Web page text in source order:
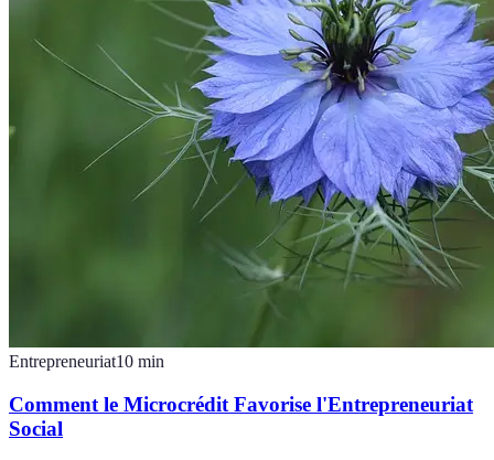
Entrepreneuriat10 min
Comment le Microcrédit Favorise l'Entrepreneuriat
Social